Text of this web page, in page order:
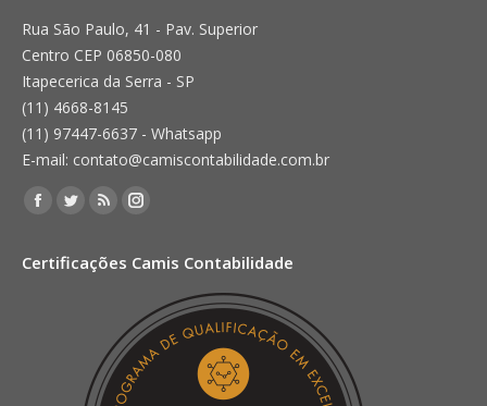
Rua São Paulo, 41 - Pav. Superior
Centro CEP 06850-080
Itapecerica da Serra - SP
(11) 4668-8145
(11) 97447-6637 - Whatsapp
E-mail: contato@camiscontabilidade.com.br
Encontre-nos em:
Facebook
opens
Twitter
opens
window
Rss
opens
new
window
Instagram
opens
new
window
Certificações Camis Contabilidade